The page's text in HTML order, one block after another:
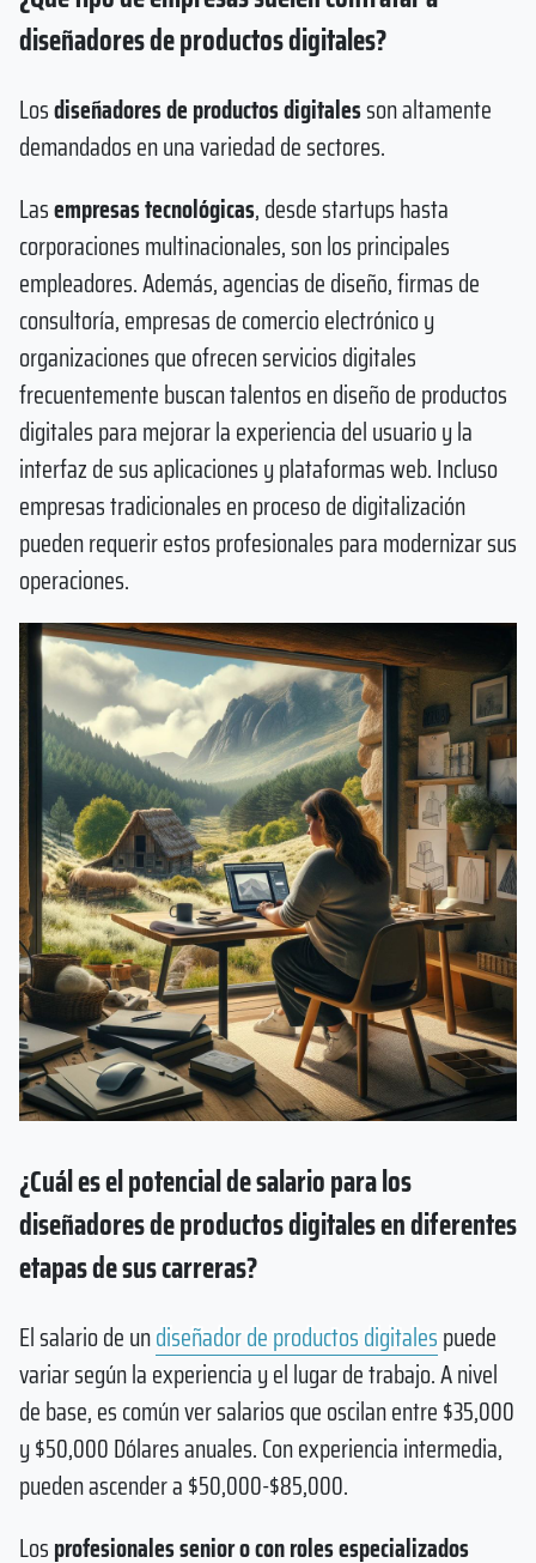
diseñadores de productos digitales?
Losdiseñadores de productos digitalesson altamente
demandados en una variedad de sectores.
Lasempresas tecnológicas, desde startups hasta
corporaciones multinacionales, son los principales
empleadores. Además, agencias de diseño, firmas de
consultoría, empresas de comercio electrónico y
organizaciones que ofrecen servicios digitales
frecuentemente buscan talentos en diseño de productos
digitales para mejorar la experiencia del usuario y la
interfaz de sus aplicaciones y plataformas web. Incluso
empresas tradicionales en proceso de digitalización
pueden requerir estos profesionales para modernizar sus
operaciones.
¿Cuál es el potencial de salario para los
diseñadores de productos digitales en diferentes
etapas de sus carreras?
El salario de undiseñador de productos digitalespuede
variar según la experiencia y el lugar de trabajo. A nivel
de base, es común ver salarios que oscilan entre $35,000
y $50,000 Dólares anuales. Con experiencia intermedia,
pueden ascender a $50,000-$85,000.
Losprofesionales senior o con roles especializados